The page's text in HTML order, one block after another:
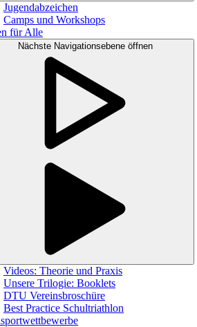
Jugendabzeichen
Camps und Workshops
für Alle
Nächste Navigationsebene öffnen
Videos: Theorie und Praxis
Unsere Trilogie: Booklets
DTU Vereinsbroschüre
Best Practice Schultriathlon